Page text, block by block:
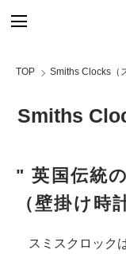
TOP Smiths Clocks（
Smiths
" 英国伝統
（壁掛け時
スミスクロック